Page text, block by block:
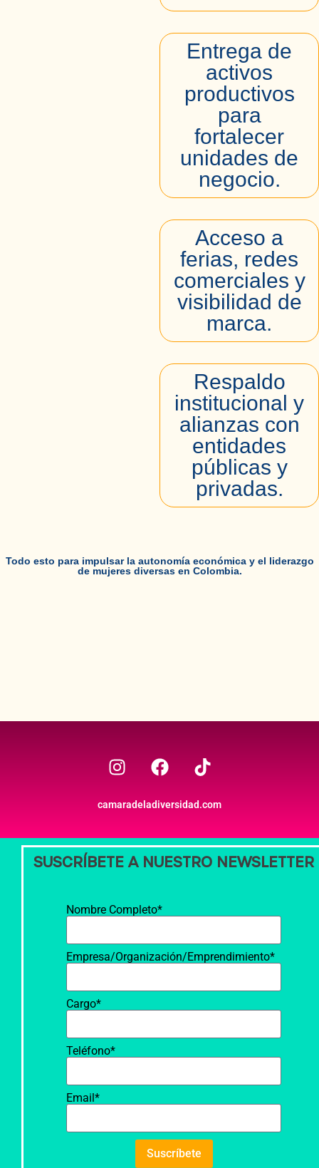
Entrega de
activos
productivos
para
fortalecer
unidades de
negocio.
Acceso a
ferias, redes
comerciales y
visibilidad de
marca.
Respaldo
institucional y
alianzas con
entidades
públicas y
privadas.
Todo esto para impulsar la autonomía económica y el liderazgo
de mujeres diversas en Colombia.
camaradeladiversidad.com
SUSCRÍBETE A NUESTRO NEWSLETTER
Nombre Completo*
Empresa/Organización/Emprendimiento*
Cargo*
Teléfono*
Email*
Suscríbete